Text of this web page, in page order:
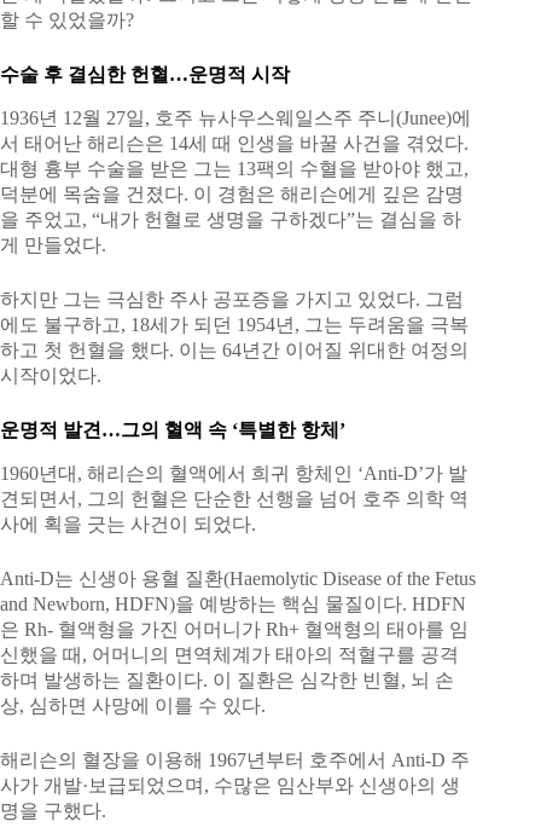
할 수 있었을까?
수술 후 결심한 헌혈…운명적 시작
1936년 12월 27일, 호주 뉴사우스웨일스주 주니(Junee)에
서 태어난 해리슨은 14세 때 인생을 바꿀 사건을 겪었다.
대형 흉부 수술을 받은 그는 13팩의 수혈을 받아야 했고,
덕분에 목숨을 건졌다. 이 경험은 해리슨에게 깊은 감명
을 주었고, “내가 헌혈로 생명을 구하겠다”는 결심을 하
게 만들었다.
하지만 그는 극심한 주사 공포증을 가지고 있었다. 그럼
에도 불구하고, 18세가 되던 1954년, 그는 두려움을 극복
하고 첫 헌혈을 했다. 이는 64년간 이어질 위대한 여정의
시작이었다.
운명적 발견…그의 혈액 속 ‘특별한 항체’
1960년대, 해리슨의 혈액에서 희귀 항체인 ‘Anti-D’가 발
견되면서, 그의 헌혈은 단순한 선행을 넘어 호주 의학 역
사에 획을 긋는 사건이 되었다.
Anti-D는 신생아 용혈 질환(Haemolytic Disease of the Fetus
and Newborn, HDFN)을 예방하는 핵심 물질이다. HDFN
은 Rh- 혈액형을 가진 어머니가 Rh+ 혈액형의 태아를 임
신했을 때, 어머니의 면역체계가 태아의 적혈구를 공격
하며 발생하는 질환이다. 이 질환은 심각한 빈혈, 뇌 손
상, 심하면 사망에 이를 수 있다.
해리슨의 혈장을 이용해 1967년부터 호주에서 Anti-D 주
사가 개발·보급되었으며, 수많은 임산부와 신생아의 생
명을 구했다.